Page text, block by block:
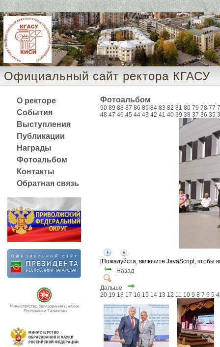
Официальный сайт ректора КГАСУ
О ректоре
События
Выступления
Публикации
Награды
Фотоальбом
Контакты
Обратная связь
Фотоальбом
90 89 88 87 86 85 84 83 82 81 80 79 78 77
48 47 46 45 44 43 42 41 40 39 38 37 36 35
[Пожалуйста, включите JavaScript, чтобы
Назад
Дальше
20 19 18 17 16 15 14 13 12 11 10 9 8 7 6 5 4